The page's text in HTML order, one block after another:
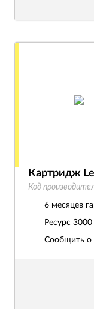
Картридж
Код
6 месяцев
Ресурс 3000
Сообщить о